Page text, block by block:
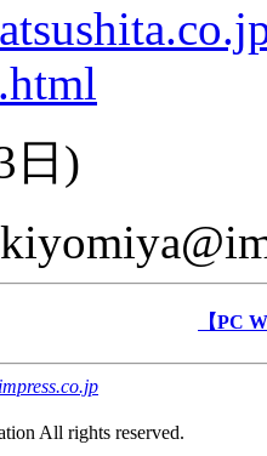
)
【PC
All rights reserved.